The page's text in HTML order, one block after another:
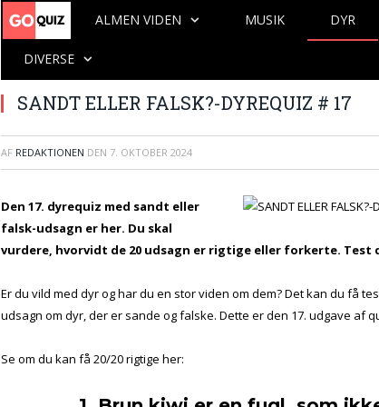
ALMEN VIDEN MUSIK DYR
DIVERSE
SANDT ELLER FALSK?-DYREQUIZ # 17
AF REDAKTIONEN DEN 7. OKTOBER 2024
Den 17. dyrequiz med sandt eller
falsk-udsagn er her. Du skal
vurdere, hvorvidt de 20 udsagn er rigtige eller forkerte. Test
Er du vild med dyr og har du en stor viden om dem? Det kan du få
udsagn om dyr, der er sande og falske. Dette er den 17. udgave af
Se om du kan få 20/20 rigtige her: